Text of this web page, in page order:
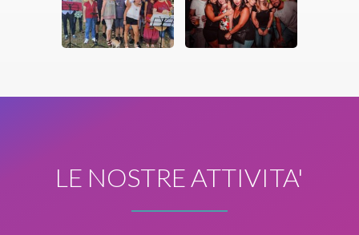
LE NOSTRE ATTIVITA'